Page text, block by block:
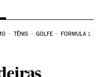
TÊNIS GOLFE FORMULA 1